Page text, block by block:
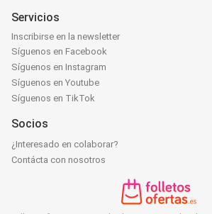
Servicios
Inscribirse en la newsletter
Síguenos en Facebook
Síguenos en Instagram
Síguenos en Youtube
Síguenos en TikTok
Socios
¿Interesado en colaborar?
Contácta con nosotros